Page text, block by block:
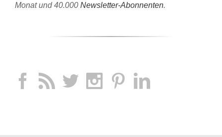
Monat und 40.000 Newsletter-Abonnenten.